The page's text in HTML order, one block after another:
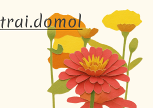
trai.domol